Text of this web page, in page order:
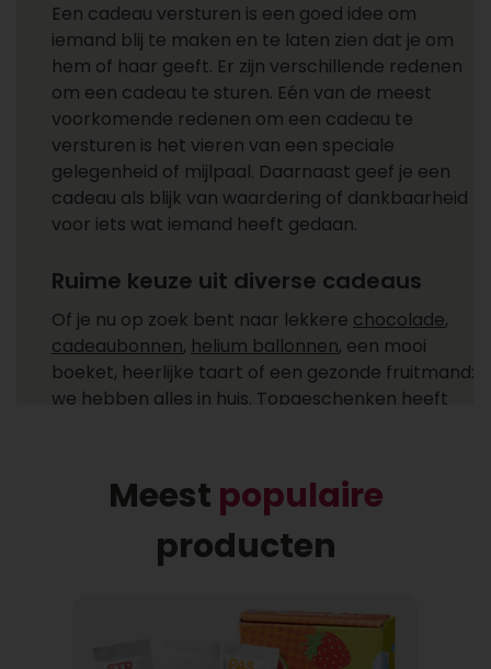
Een cadeau versturen is een goed idee om
iemand blij te maken en te laten zien dat je om
hem of haar geeft. Er zijn verschillende redenen
om een cadeau te sturen. Eén van de meest
voorkomende redenen om een cadeau te
versturen is het vieren van een speciale
gelegenheid of mijlpaal. Daarnaast geef je een
cadeau als blijk van waardering of dankbaarheid
voor iets wat iemand heeft gedaan.
Ruime keuze uit diverse cadeaus
Of je nu op zoek bent naar lekkere chocolade,
cadeaubonnen, helium ballonnen, een mooi
boeket, heerlijke taart of een gezonde fruitmand:
we hebben alles in huis. Topgeschenken heeft
heerlijke chocolade of combineer je het allebei
met een helium ballon uit ons ruime
Bij wie laat jij een cadeau bezorgen? Een cadeau
bezorgen bij één of meer ontvangers is niet
Meest populaire
producten